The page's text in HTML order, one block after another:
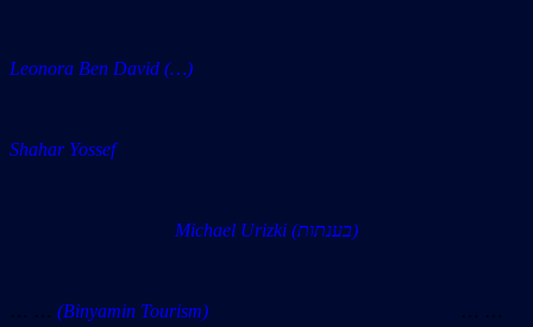
Leonora Ben David (…)
Shahar Yossef
Michael Urizki (בענתות)
… … (Binyamin Tourism) … …